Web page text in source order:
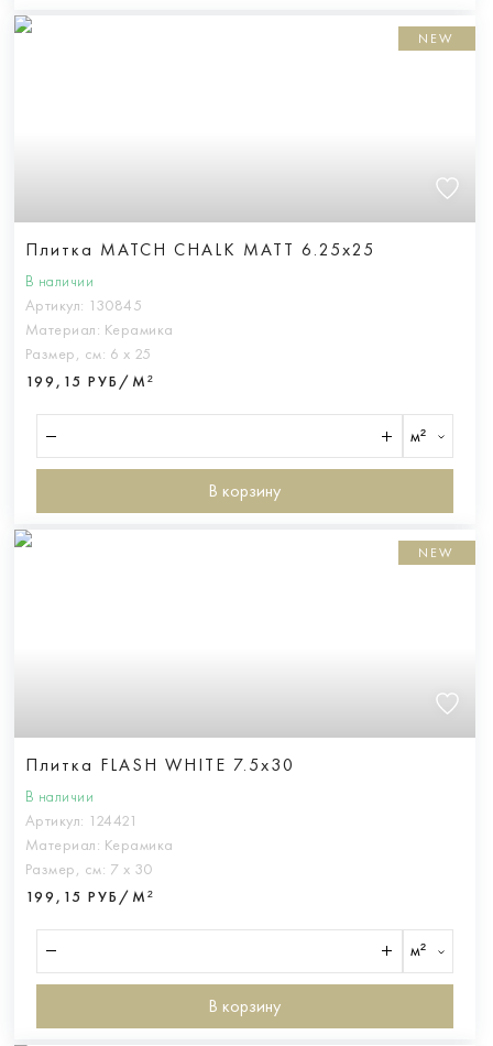
NEW
Плитка MATCH CHALK MATT 6.25x25
В наличии
Артикул: 130845
Материал: Керамика
Размер, см: 6 х 25
199,15 РУБ/М²
м²
В корзину
NEW
Плитка FLASH WHITE 7.5x30
В наличии
Артикул: 124421
Материал: Керамика
Размер, см: 7 х 30
199,15 РУБ/М²
м²
В корзину